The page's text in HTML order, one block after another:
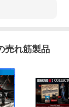
売れ筋製品